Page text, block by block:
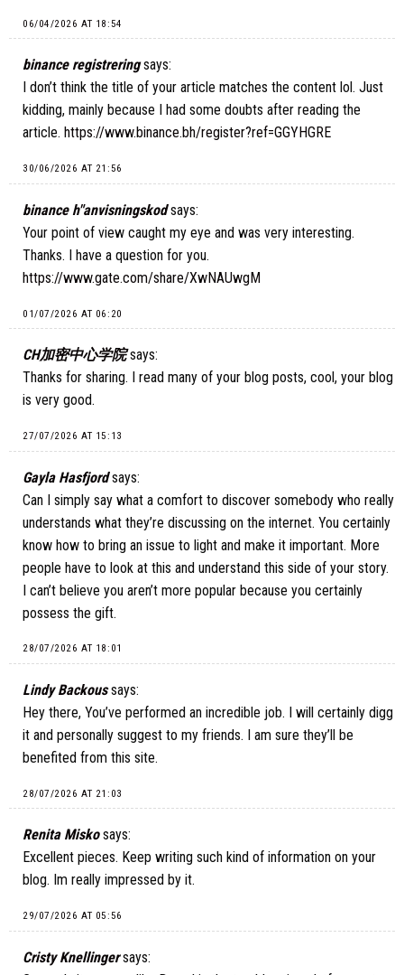
06/04/2026 AT 18:54
binance registrering says:
I don’t think the title of your article matches the content lol. Just
kidding, mainly because I had some doubts after reading the
article. https://www.binance.bh/register?ref=GGYHGRE
30/06/2026 AT 21:56
binance h"anvisningskod says:
Your point of view caught my eye and was very interesting.
Thanks. I have a question for you.
https://www.gate.com/share/XwNAUwgM
01/07/2026 AT 06:20
CH加密中心学院 says:
Thanks for sharing. I read many of your blog posts, cool, your blog
is very good.
27/07/2026 AT 15:13
Gayla Hasfjord says:
Can I simply say what a comfort to discover somebody who really
understands what they’re discussing on the internet. You certainly
know how to bring an issue to light and make it important. More
people have to look at this and understand this side of your story.
I can’t believe you aren’t more popular because you certainly
possess the gift.
28/07/2026 AT 18:01
Lindy Backous says:
Hey there, You’ve performed an incredible job. I will certainly digg
it and personally suggest to my friends. I am sure they’ll be
benefited from this site.
28/07/2026 AT 21:03
Renita Misko says:
Excellent pieces. Keep writing such kind of information on your
blog. Im really impressed by it.
29/07/2026 AT 05:56
Cristy Knellinger says: